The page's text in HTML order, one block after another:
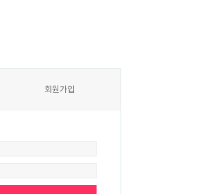
회원가입